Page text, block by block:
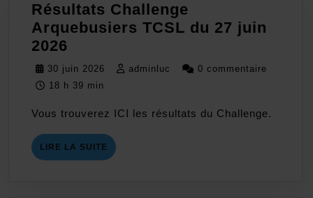
Résultats Challenge
Arquebusiers TCSL du 27 juin
2026
Challenge
Arquebusiers
du
27
juin
30 juin 2026
30
adminluc adminluc0 commentaire
18 h 39 min
Vous trouverez ICI les résultats du Challenge.
LIRE LA SUITE LIRE
LA